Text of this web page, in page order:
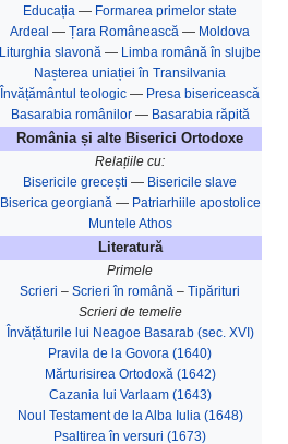
Educația — Formarea primelor state
Ardeal — Țara Românească — Moldova
Liturghia slavonă — Limba română în slujbe
Nașterea uniației în Transilvania‎
Învățământul teologic — Presa bisericească
Basarabia românilor— Basarabia răpită
România și alte Biserici Ortodoxe
Relațiile cu:
Bisericile grecești — Bisericile slave
Biserica georgiană— Patriarhiile apostolice
Muntele Athos
Literatură
Primele
Scrieri – Scrieri în română – Tipărituri
Scrieri de temelie
Învățăturile lui Neagoe Basarab (sec. XVI)
Pravila de la Govora (1640)
Mărturisirea Ortodoxă (1642)
Cazania lui Varlaam (1643)
Noul Testament de la Alba Iulia (1648)
Psaltirea în versuri (1673)